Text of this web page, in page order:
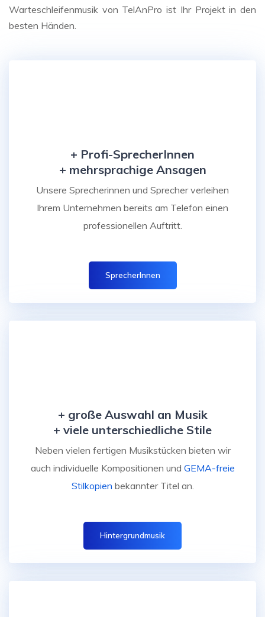
Warteschleifenmusik von TelAnPro ist Ihr Projekt in den
besten Händen.
+ Profi-SprecherInnen
+ mehrsprachige Ansagen
Unsere Sprecherinnen und Sprecher verleihen
Ihrem Unternehmen bereits am Telefon einen
professionellen Auftritt.
SprecherInnen
+ große Auswahl an Musik
+ viele unterschiedliche Stile
Neben vielen fertigen Musikstücken bieten wir
auch individuelle Kompositionen und GEMA-freie
Stilkopien bekannter Titel an.
Hintergrundmusik